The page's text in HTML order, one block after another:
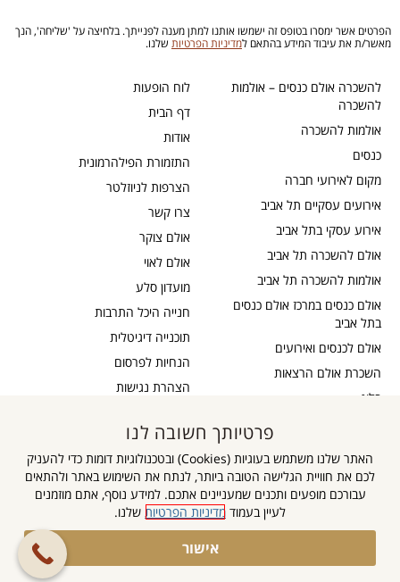
לוח הופעות
דף הבית
אודות
התזמורת הפילהרמונית
הצרפות לניוזלטר
צרו קשר
אולם צוקר
אולם לאוי
מועדון סלע
חנייה היכל התרבות
תוכנייה דיגיטלית
הנחיות לפרסום
הצהרת נגישות
אישור נגישות
מדיניות פרטיות
מפת אתר
להשכרה אולם כנסים – אולמות
להשכרה
אולמות להשכרה
כנסים
מקום לאירועי חברה
אירועים עסקיים תל אביב
אירוע עסקי בתל אביב
אולם להשכרה תל אביב
אולמות להשכרה תל אביב
אולם כנסים במרכז אולם כנסים
בתל אביב
אולם לכנסים ואירועים
השכרת אולם הרצאות
בלוג
הפרטים אשר ימסרו בטופס זה ישמשו אותנו למתן מענה לפנייתך. בלחיצה על 'שליחה', הנך
מאשר/ת את עיבוד המידע בהתאם למדיניות הפרטיות שלנו.
לראש
הצטרפו לקבוצה
השקטה
פרטיותך חשובה לנו
האתר שלנו משתמש בעוגיות (Cookies) ובטכנולוגיות דומות כדי להעניק
לכם את חוויית הגלישה הטובה ביותר, לנתח את השימוש באתר ולהתאים
עבורכם מופעים ותכנים שמעניינים אתכם. למידע נוסף, אתם מוזמנים
לעיין בעמוד מדיניות הפרטיות שלנו.
אישור